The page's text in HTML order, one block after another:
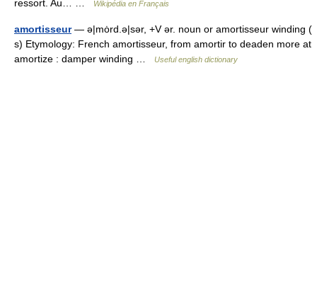
ressort. Au… …
Wikipédia en Français
amortisseur— ə|mȯrd.ə|sər, +V ər. noun or amortisseur winding (
s) Etymology: French amortisseur, from amortir to deaden more at
amortize : damper winding …
Useful english dictionary